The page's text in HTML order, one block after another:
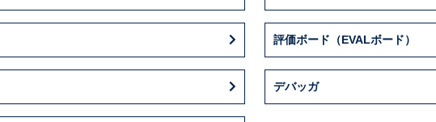
評価ボード（EVALボード）
デバッガ